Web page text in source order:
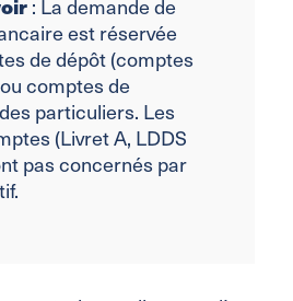
est réservée
de dépôt (comptes
comptes de
particuliers. Les
(Livret A, LDDS
pas concernés par